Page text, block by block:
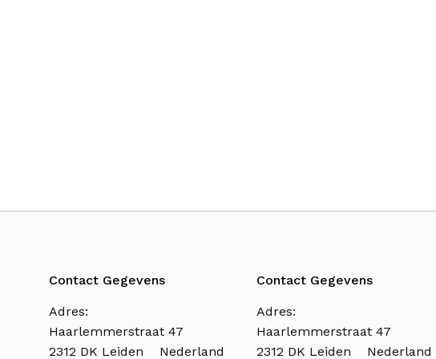
Contact Gegevens
Adres:
Haarlemmerstraat 47
2312 DK Leiden Nederland
Contact Gegevens
Adres:
Haarlemmerstraat 47
2312 DK Leiden Nederland